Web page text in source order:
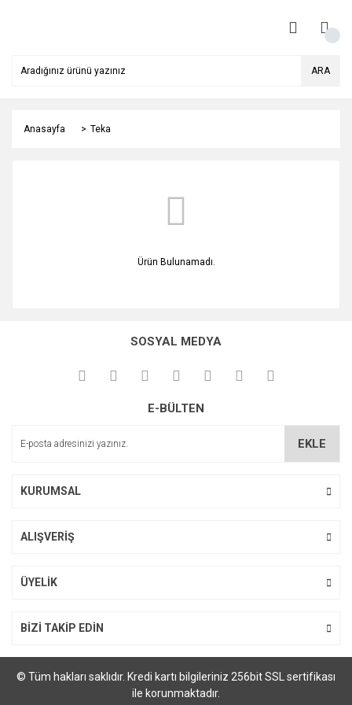
ARA
Anasayfa Teka
Ürün Bulunamadı.
SOSYAL MEDYA
E-BÜLTEN
EKLE
KURUMSAL
ALIŞVERİŞ
ÜYELİK
BİZİ TAKİP EDİN
© Tüm hakları saklıdır. Kredi kartı bilgileriniz 256bit SSL sertifikası
ile korunmaktadır.